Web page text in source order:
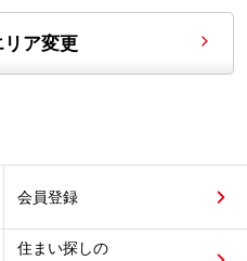
ア変更
会員登録
住まい探しの